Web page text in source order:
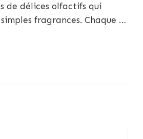
de délices olfactifs qui
fragrances. Chaque …